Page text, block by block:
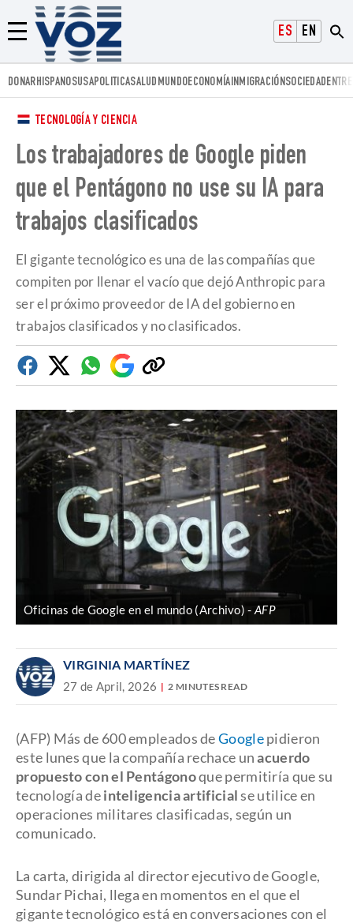
ESPAÑOLENGLISH
Menú
Voz.us
DONARHISPANOSUSAPOLITICASALUD MUNDOECONOMÍAINMIGRACIÓNSOCIEDAD
TECNOLOGÍA Y CIENCIA
Los trabajadores de Google piden
que el Pentágono no use su IA para
trabajos clasificados
El gigante tecnológico es una de las compañías que
compiten por llenar el vacío que dejó Anthropic para
ser el próximo proveedor de IA del gobierno en
trabajos clasificados y no clasificados.
FacebookTwitterWhatsapp
Google
Discover
Copiar
enlace
Oficinas de Google en el mundo (Archivo) AFP
VIRGINIA MARTÍNEZ
27 de April, 2026 2 MINUTES READ
(AFP) Más de 600 empleados deGooglepidieron
este lunes que la compañía rechace unacuerdo
propuesto con el Pentágonoque permitiría que su
tecnología deinteligencia artificialse utilice en
operaciones militares clasificadas, según un
comunicado.
La carta, dirigida al director ejecutivo de Google,
Sundar Pichai, llega en momentos en el que el
gigante tecnológico está en conversaciones con el